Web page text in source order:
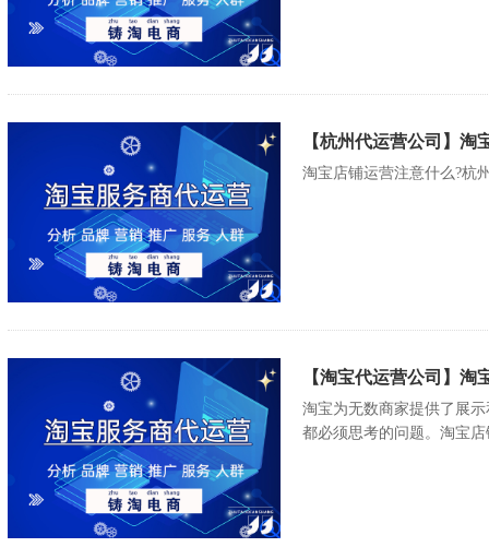
【杭州代运营公司】淘
淘宝店铺运营注意什么?杭
【淘宝代运营公司】淘
淘宝为无数商家提供了展
都必须思考的问题。淘宝